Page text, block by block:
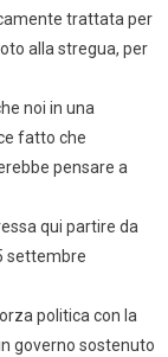
trattata per
alla stregua, per
noi in una
fatto che
pensare a
qui partire da
settembre
politica con la
governo sostenuto